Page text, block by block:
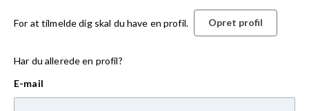
For at tilmelde dig skal du have en profil. Opret profil
Har du allerede en profil?
E-mail